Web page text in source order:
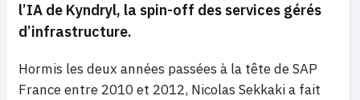
l’IA de Kyndryl, la spin-off des services gérés
d’infrastructure.
Hormis les deux années passées à la tête de SAP
France entre 2010 et 2012, Nicolas Sekkaki a fait